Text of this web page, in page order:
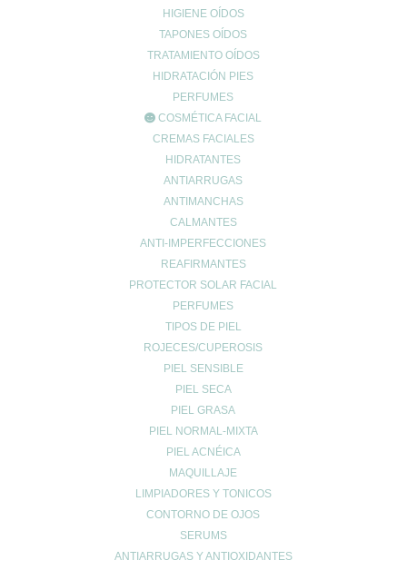
HIGIENE OÍDOS
TAPONES OÍDOS
TRATAMIENTO OÍDOS
HIDRATACIÓN PIES
PERFUMES
COSMÉTICA FACIAL
CREMAS FACIALES
HIDRATANTES
ANTIARRUGAS
ANTIMANCHAS
CALMANTES
ANTI-IMPERFECCIONES
REAFIRMANTES
PROTECTOR SOLAR FACIAL
PERFUMES
TIPOS DE PIEL
ROJECES/CUPEROSIS
PIEL SENSIBLE
PIEL SECA
PIEL GRASA
PIEL NORMAL-MIXTA
PIEL ACNÉICA
MAQUILLAJE
LIMPIADORES Y TONICOS
CONTORNO DE OJOS
SERUMS
ANTIARRUGAS Y ANTIOXIDANTES
CONTACTO
622904490
info@farmaciaromerosagunto.com
HORARIO
De Lunes a Viernes
Sábados de 9:00h a 13:30h
MI ESPACIO
Carrito de compra
INFO LEGAL
Aviso Copyright